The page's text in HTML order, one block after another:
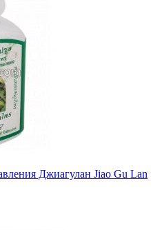
Джиагулан Jiao Gu Lan